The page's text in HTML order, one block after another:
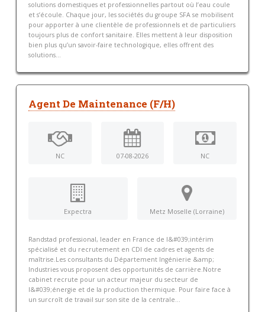
solutions domestiques et professionnelles partout où l’eau coule
et s’écoule. Chaque jour, les sociétés du groupe SFA se mobilisent
pour apporter à une clientèle de professionnels et de particuliers
toujours plus de confort sanitaire. Elles mettent à leur disposition
bien plus qu’un savoir-faire technologique, elles offrent des
solutions...
Agent De Maintenance (F/H)
NC 07-08-2026 NC
Expectra Metz Moselle (Lorraine)
Randstad professional, leader en France de l&#039;intérim
spécialisé et du recrutement en CDI de cadres et agents de
maîtrise.Les consultants du Département Ingénierie &amp;
Industries vous proposent des opportunités de carrière.Notre
cabinet recrute pour un acteur majeur du secteur de
l&#039;énergie et de la production thermique. Pour faire face à
un surcroît de travail sur son site de la centrale...